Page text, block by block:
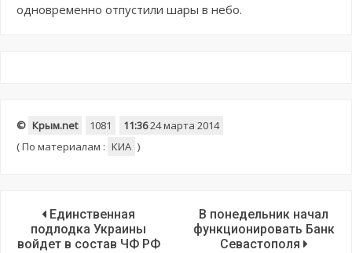
одновременно отпустили шары в небо.
© Крым.net 1081 11:3624 марта 2014
(По материалам : КИА )
Единственная
подлодка Украины
войдет в состав ЧФ РФ
В понедельник начал
функционировать Банк
Севастополя